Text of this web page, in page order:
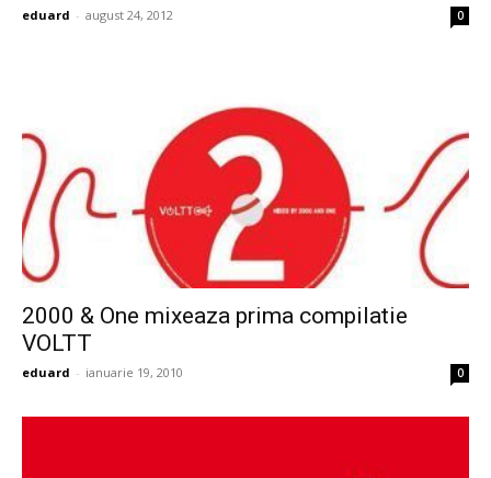
eduard - august 24, 2012 0
2000 & One mixeaza prima compilatie
VOLTT
eduard - ianuarie 19, 2010 0